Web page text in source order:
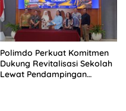
Polimdo Perkuat Komitmen
Dukung Revitalisasi Sekolah
Lewat Pendampingan